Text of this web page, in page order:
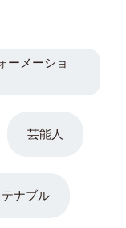
芸能人
ナブル
ーメーショ